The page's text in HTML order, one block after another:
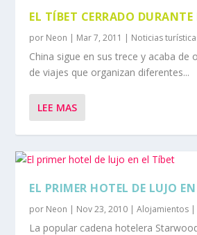
EL TÍBET CERRADO
por Neon | Mar 7, 2011 | Noticias
China sigue en sus trece y acaba de
de viajes que organizan diferentes...
LEE MAS
EL PRIMER HOTEL DE LUJO
por Neon | Nov 23, 2010 |Alojamientos |
La popular cadena hotelera